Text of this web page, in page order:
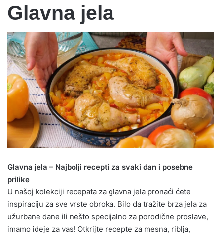
iz rerne
sa makom i orasima
iz rerne – video
i tikvicama
iz rerne
zapečene u rerni
Glavna jela
Glavna jela – Najbolji recepti za svaki dan i posebne
prilike
U našoj kolekciji recepata za glavna jela pronaći ćete
inspiraciju za sve vrste obroka. Bilo da tražite brza jela za
užurbane dane ili nešto specijalno za porodične proslave,
imamo ideje za vas! Otkrijte recepte za mesna, riblja,